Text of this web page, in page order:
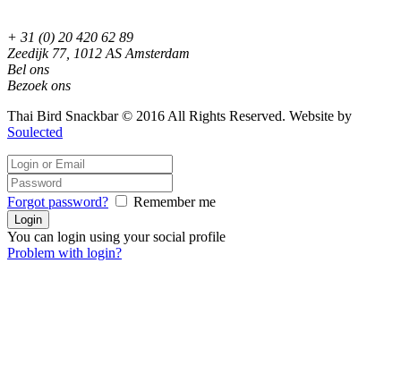
+ 31 (0) 20 420 62 89
Zeedijk 77, 1012 AS Amsterdam
Bel ons
Bezoek ons
Thai Bird Snackbar © 2016 All Rights Reserved. Website by
Soulected
Forgot password? Remember me
You can login using your social profile
Problem with login?